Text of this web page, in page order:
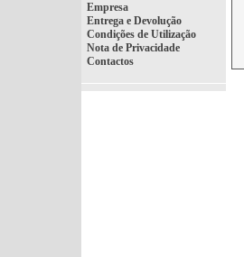
Empresa
Entrega e Devolução
Condições de Utilização
Nota de Privacidade
Contactos